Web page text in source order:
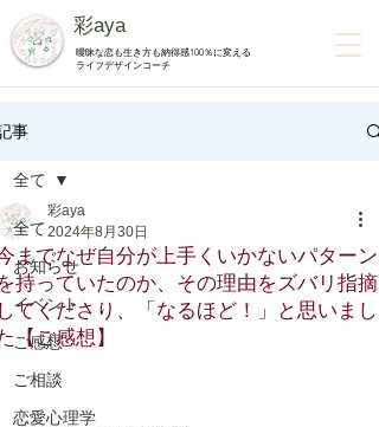
彩aya
曖昧な恋も生き方も納得感100％に変える
ライフデザインコーチ
事
全て
お知らせ
イベント
ご感想
ご相談
恋愛心理学
全て
までなぜ自分が上手くいかないパターン
持っていたのか、その理由をズバリ指摘
てくださり、「なるほど！」と思いまし
【ご感想】
彩aya
2024年8月30日